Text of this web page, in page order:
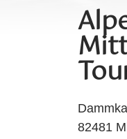
82481